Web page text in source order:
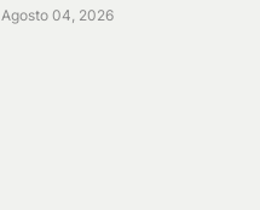
Agosto 04, 2026